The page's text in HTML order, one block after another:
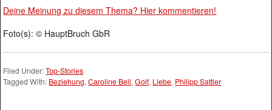
Deine Meinung zu diesem Thema? Hier kommentieren!
Foto(s): © HauptBruch GbR
Filed Under:Top-Stories
Tagged With: Beziehung,Caroline Beil,Golf, Liebe, Philipp Sattler